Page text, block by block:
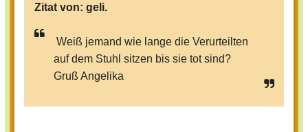
Zitat von: geli.
Weiß jemand wie lange die Verurteilten
auf dem Stuhl sitzen bis sie tot sind?
Gruß Angelika